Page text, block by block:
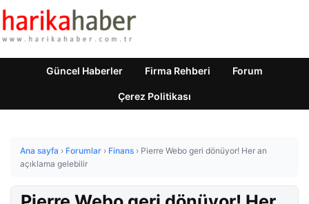
Güncel Haberler Firma Rehberi Forum
Çerez Politikası
Ana sayfa › Forumlar › Finans › Pierre Webo geri dönüyor! Her an
açıklama gelebilir